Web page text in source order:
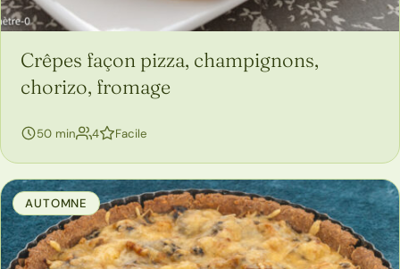
Crêpes façon pizza, champignons,
chorizo, fromage
50 min 4 Facile
AUTOMNE